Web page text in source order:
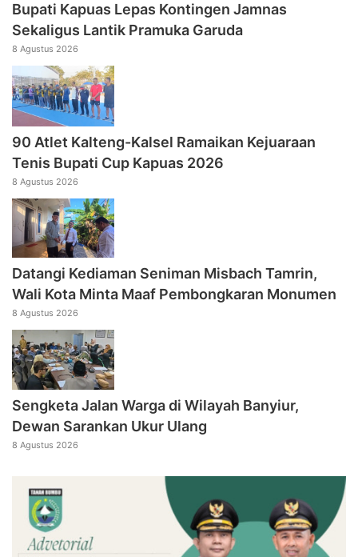
Bupati Kapuas Lepas Kontingen Jamnas
Sekaligus Lantik Pramuka Garuda
8 Agustus 2026
90 Atlet Kalteng-Kalsel Ramaikan Kejuaraan
Tenis Bupati Cup Kapuas 2026
8 Agustus 2026
Datangi Kediaman Seniman Misbach Tamrin,
Wali Kota Minta Maaf Pembongkaran Monumen
8 Agustus 2026
Sengketa Jalan Warga di Wilayah Banyiur,
Dewan Sarankan Ukur Ulang
8 Agustus 2026